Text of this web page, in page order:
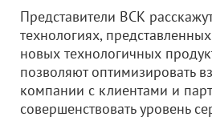
Представители ВСК
технологиях,
новых технологичных
позволяют оптимизировать
компании с клиентами и
совершенствовать уровень